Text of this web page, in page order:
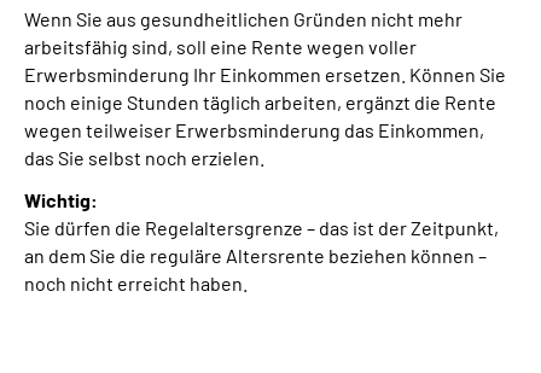
Suche
Language
Inhalte in Gebärdensprache (DGS)
Leichte Sprache
Wenn Sie aus gesundheitlichen Gründen nicht mehr
arbeitsfähig sind, soll eine Rente wegen voller
Erwerbsminderung Ihr Einkommen ersetzen. Können Sie
noch einige Stunden täglich arbeiten, ergänzt die Rente
wegen teilweiser Erwerbsminderung das Einkommen,
das Sie selbst noch erzielen.
Wichtig:
Sie dürfen die Regelaltersgrenze – das ist der Zeitpunkt,
an dem Sie die reguläre Altersrente beziehen können –
noch nicht erreicht haben.